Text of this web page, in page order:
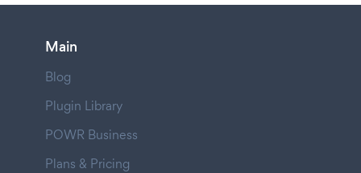
Main
Blog
Plugin Library
POWR Business
Plans & Pricing